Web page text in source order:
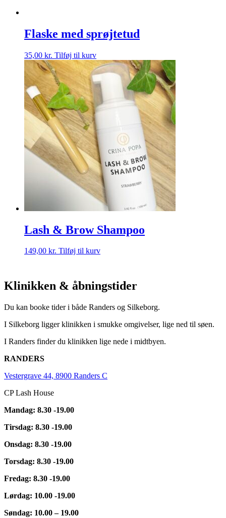
Flaske med sprøjtetud
35,00 kr. Tilføj til kurv
Lash & Brow Shampoo
149,00 kr. Tilføj til kurv
Klinikken & åbningstider
Du kan booke tider i både Randers og Silkeborg.
I Silkeborg ligger klinikken i smukke omgivelser, lige ned til søen.
I Randers finder du klinikken lige nede i midtbyen.
RANDERS
Vestergrave 44, 8900 Randers C
CP Lash House
Mandag: 8.30 -19.00
Tirsdag: 8.30 -19.00
Onsdag: 8.30 -19.00
Torsdag: 8.30 -19.00
Fredag: 8.30 -19.00
Lørdag: 10.00 -19.00
Søndag: 10.00 – 19.00